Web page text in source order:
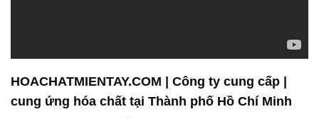
HOACHATMIENTAY.COM | Công ty cung cấp |
cung ứng hóa chất tại Thành phố Hồ Chí Minh